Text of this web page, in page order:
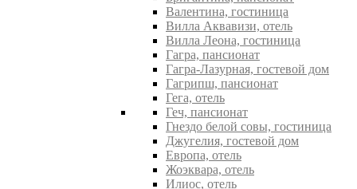
Валентина, гостиница
Вилла Аквавизи, отель
Вилла Леона, гостиница
Гагра, пансионат
Гагра-Лазурная, гостевой дом
Гагрипш, пансионат
Гега, отель
Геч, пансионат
Гнездо белой совы, гостиница
Джугелия, гостевой дом
Европа, отель
Жоэквара, отель
Илиос, отель